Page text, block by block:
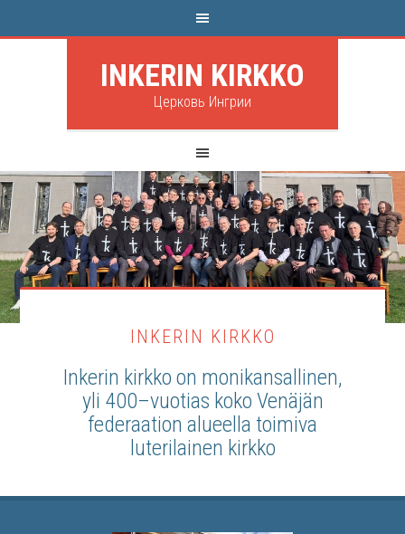
INKERIN KIRKKO
Церковь Ингрии
INKERIN KIRKKO
Inkerin kirkko on monikansallinen,
yli 400–vuotias koko Venäjän
federaation alueella toimiva
luterilainen kirkko